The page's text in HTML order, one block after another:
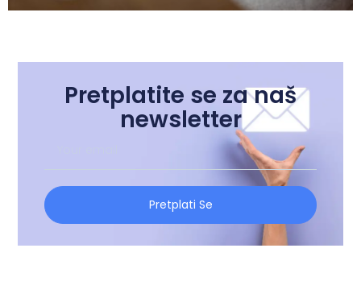
Pretplatite se za naš
newsletter
Pretplati Se